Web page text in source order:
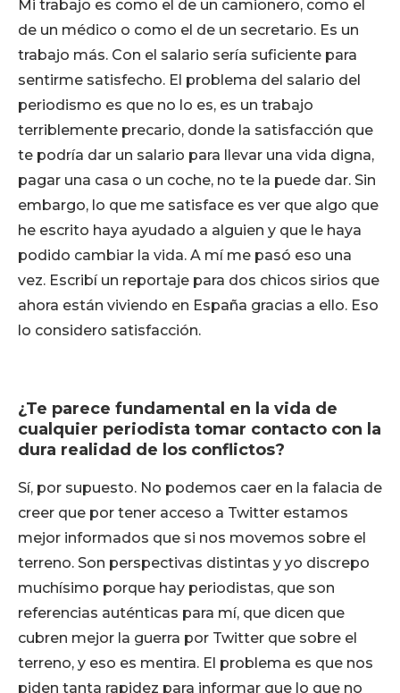
Mi trabajo es como el de un camionero, como el
de un médico o como el de un secretario. Es un
trabajo más. Con el salario sería suficiente para
sentirme satisfecho. El problema del salario del
periodismo es que no lo es, es un trabajo
terriblemente precario, donde la satisfacción que
te podría dar un salario para llevar una vida digna,
pagar una casa o un coche, no te la puede dar. Sin
embargo, lo que me satisface es ver que algo que
he escrito haya ayudado a alguien y que le haya
podido cambiar la vida. A mí me pasó eso una
vez. Escribí un reportaje para dos chicos sirios que
ahora están viviendo en España gracias a ello. Eso
lo considero satisfacción.
¿Te parece fundamental en la vida de
cualquier periodista tomar contacto con la
dura realidad de los conflictos?
Sí, por supuesto. No podemos caer en la falacia de
creer que por tener acceso a Twitter estamos
mejor informados que si nos movemos sobre el
terreno. Son perspectivas distintas y yo discrepo
muchísimo porque hay periodistas, que son
referencias auténticas para mí, que dicen que
cubren mejor la guerra por Twitter que sobre el
terreno, y eso es mentira. El problema es que nos
piden tanta rapidez para informar que lo que no